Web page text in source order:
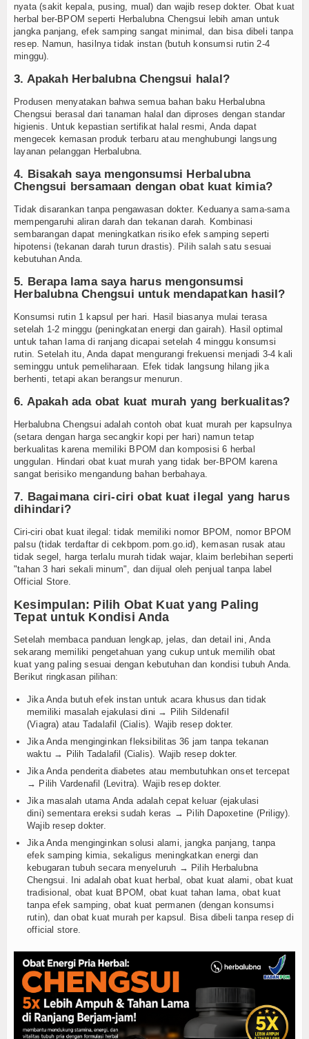
nyata (sakit kepala, pusing, mual) dan wajib resep dokter. Obat kuat
herbal ber-BPOM seperti Herbalubna Chengsui lebih aman untuk
jangka panjang, efek samping sangat minimal, dan bisa dibeli tanpa
resep. Namun, hasilnya tidak instan (butuh konsumsi rutin 2-4
minggu).
3. Apakah Herbalubna Chengsui halal?
Produsen menyatakan bahwa semua bahan baku Herbalubna
Chengsui berasal dari tanaman halal dan diproses dengan standar
higienis. Untuk kepastian sertifikat halal resmi, Anda dapat
mengecek kemasan produk terbaru atau menghubungi langsung
layanan pelanggan Herbalubna.
4. Bisakah saya mengonsumsi Herbalubna
Chengsui bersamaan dengan obat kuat kimia?
Tidak disarankan tanpa pengawasan dokter. Keduanya sama-sama
mempengaruhi aliran darah dan tekanan darah. Kombinasi
sembarangan dapat meningkatkan risiko efek samping seperti
hipotensi (tekanan darah turun drastis). Pilih salah satu sesuai
kebutuhan Anda.
5. Berapa lama saya harus mengonsumsi
Herbalubna Chengsui untuk mendapatkan hasil?
Konsumsi rutin 1 kapsul per hari. Hasil biasanya mulai terasa
setelah 1-2 minggu (peningkatan energi dan gairah). Hasil optimal
untuk tahan lama di ranjang dicapai setelah 4 minggu konsumsi
rutin. Setelah itu, Anda dapat mengurangi frekuensi menjadi 3-4 kali
seminggu untuk pemeliharaan. Efek tidak langsung hilang jika
berhenti, tetapi akan berangsur menurun.
6. Apakah ada obat kuat murah yang berkualitas?
Herbalubna Chengsui adalah contoh obat kuat murah per kapsulnya
(setara dengan harga secangkir kopi per hari) namun tetap
berkualitas karena memiliki BPOM dan komposisi 6 herbal
unggulan. Hindari obat kuat murah yang tidak ber-BPOM karena
sangat berisiko mengandung bahan berbahaya.
7. Bagaimana ciri-ciri obat kuat ilegal yang harus
dihindari?
Ciri-ciri obat kuat ilegal: tidak memiliki nomor BPOM, nomor BPOM
palsu (tidak terdaftar di cekbpom.pom.go.id), kemasan rusak atau
tidak segel, harga terlalu murah tidak wajar, klaim berlebihan seperti
"tahan 3 hari sekali minum", dan dijual oleh penjual tanpa label
Official Store.
Kesimpulan: Pilih Obat Kuat yang Paling
Tepat untuk Kondisi Anda
Setelah membaca panduan lengkap, jelas, dan detail ini, Anda
sekarang memiliki pengetahuan yang cukup untuk memilih obat
kuat yang paling sesuai dengan kebutuhan dan kondisi tubuh Anda.
Berikut ringkasan pilihan:
Jika Anda butuh efek instan untuk acara khusus dan tidak
memiliki masalah ejakulasi dini → Pilih Sildenafil
(Viagra) atau Tadalafil (Cialis). Wajib resep dokter.
Jika Anda menginginkan fleksibilitas 36 jam tanpa tekanan
waktu → Pilih Tadalafil (Cialis). Wajib resep dokter.
Jika Anda penderita diabetes atau membutuhkan onset tercepat
→ Pilih Vardenafil (Levitra). Wajib resep dokter.
Jika masalah utama Anda adalah cepat keluar (ejakulasi
dini) sementara ereksi sudah keras → Pilih Dapoxetine (Priligy).
Wajib resep dokter.
Jika Anda menginginkan solusi alami, jangka panjang, tanpa
efek samping kimia, sekaligus meningkatkan energi dan
kebugaran tubuh secara menyeluruh → Pilih Herbalubna
Chengsui. Ini adalah obat kuat herbal, obat kuat alami, obat kuat
tradisional, obat kuat BPOM, obat kuat tahan lama, obat kuat
tanpa efek samping, obat kuat permanen (dengan konsumsi
rutin), dan obat kuat murah per kapsul. Bisa dibeli tanpa resep di
official store.